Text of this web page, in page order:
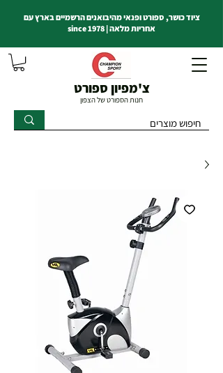
צ'מפיון ספורט
חנות הספורט של הצפון
ציוד כושר, ספורט ופנאי מהיבואנים הרשמיים בארץ עם
אחריות מלאה | since 1978